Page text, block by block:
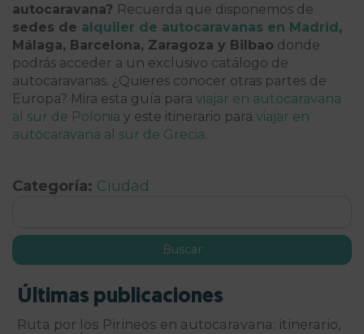
autocaravana? Recuerda que disponemos de
sedes de alquiler de autocaravanas en Madrid,
Málaga, Barcelona, Zaragoza y Bilbao donde
podrás acceder a un exclusivo catálogo de
autocaravanas. ¿Quieres conocer otras partes de
Europa? Mira esta guía para viajar en autocaravana
al sur de Polonia y este itinerario para viajar en
autocaravana al sur de Grecia.
Categoría: Ciudad
Últimas publicaciones
Ruta por los Pirineos en autocaravana: itinerario,